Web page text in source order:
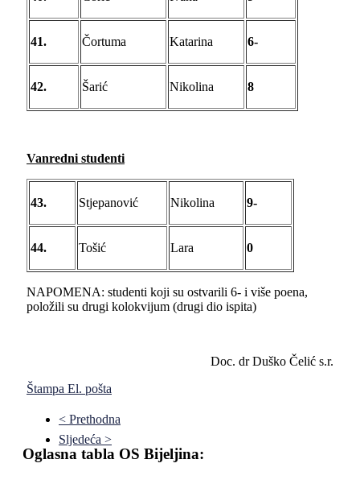
41. Čortuma Katarina 6-
42. Šarić Nikolina 8
Vanredni studenti
43. Stjepanović Nikolina 9-
44. Tošić Lara 0
NAPOMENA: studenti koji su ostvarili 6- i više poena,
položili su drugi kolokvijum (drugi dio ispita)
Doc. dr Duško Čelić s.r.
Štampa El. pošta
< Prethodna
Sljedeća >
Oglasna tabla OS Bijeljina: